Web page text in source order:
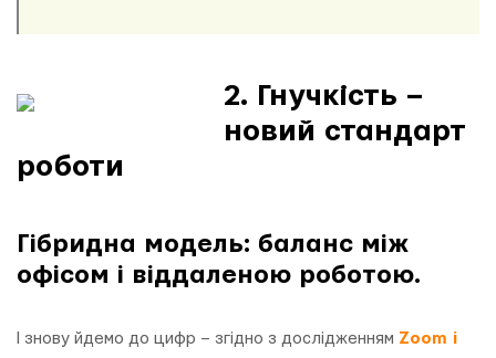
2. Гнучкість –
новий стандарт
роботи
Гібридна модель: баланс між
офісом і віддаленою роботою.
І знову йдемо до цифр – згідно з дослідженням Zoom і